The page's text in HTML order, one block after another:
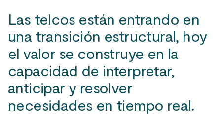
Las telcos están entrando en
una transición estructural, hoy
el valor se construye en la
capacidad de interpretar,
anticipar y resolver
necesidades en tiempo real.